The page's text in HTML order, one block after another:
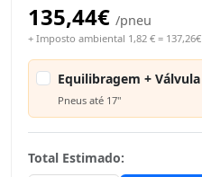
135,44€ /pneu
+ Imposto ambiental 1,82 € = 137,26€
Equilibragem + Válvula
Pneus até 17"
Total Estimado: